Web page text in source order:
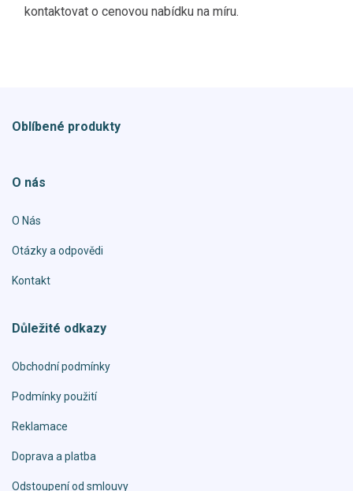
kontaktovat o cenovou nabídku na míru.
Oblíbené produkty
O nás
O Nás
Otázky a odpovědi
Kontakt
Důležité odkazy
Obchodní podmínky
Podmínky použití
Reklamace
Doprava a platba
Odstoupení od smlouvy